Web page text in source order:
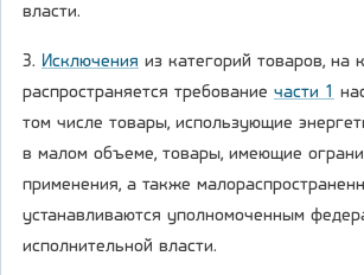
власти.
3. Исключения из категорий товаров, на
распространяется требование части 1
том числе товары, использующие
в малом объеме, товары, имеющие
применения, а также
устанавливаются уполномоченным
исполнительной власти.